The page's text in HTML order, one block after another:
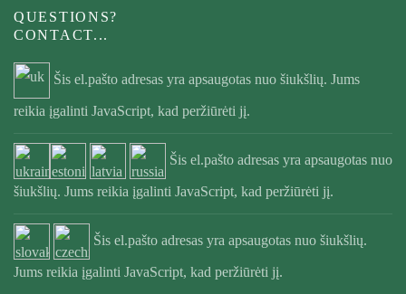
QUESTIONS?
CONTACT...
Šis el.pašto adresas yra apsaugotas nuo šiukšlių. Jums
reikia įgalinti JavaScript, kad peržiūrėti jį.
Šis el.pašto adresas yra apsaugotas nuo
šiukšlių. Jums reikia įgalinti JavaScript, kad peržiūrėti jį.
Šis el.pašto adresas yra apsaugotas nuo šiukšlių.
Jums reikia įgalinti JavaScript, kad peržiūrėti jį.